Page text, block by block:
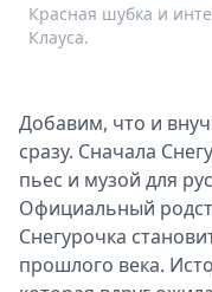
Красная шубка и
Клауса.
Добавим, что и
сразу. Сначала
пьес и музой для
Официальный
Снегурочка
прошлого века.